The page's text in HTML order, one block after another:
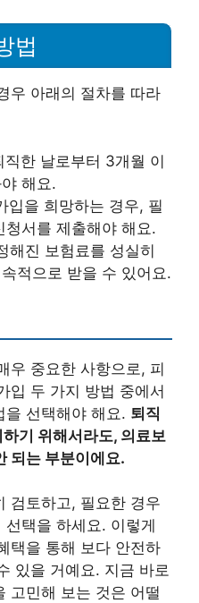
법
우 아래의 절차를 따라
직한 날로부터 3개월 이
해요.
입을 희망하는 경우, 필
청서를 제출해야 해요.
해진 보험료를 성실히
적으로 받을 수 있어요.
우 중요한 사항으로, 피
입 두 가지 방법 중에서
을 선택해야 해요. 퇴직
기 위해서라도, 의료보
되는 부분이에요.
검토하고, 필요한 경우
택을 하세요. 이렇게
택을 통해 보다 안전하
있을 거예요. 지금 바로
고민해 보는 것은 어떨